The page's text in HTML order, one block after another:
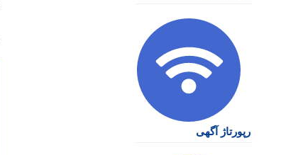
رپورتاژ آگهی